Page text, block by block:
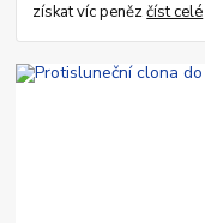
získat víc penězčíst celé